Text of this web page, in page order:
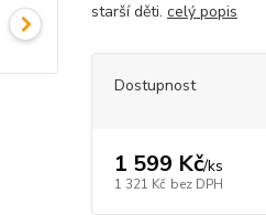
starší děti. celý popis
Dostupnost
1 599 Kč/ks
1 321 Kč bez DPH